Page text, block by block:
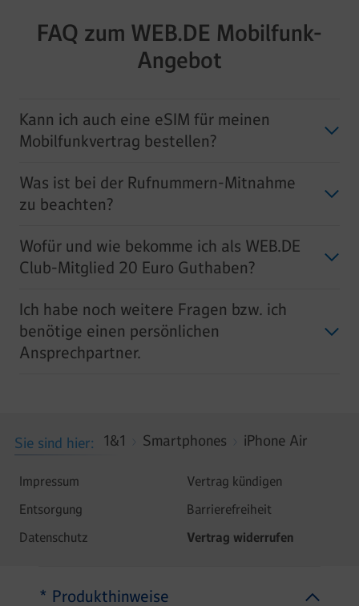
FAQ zum WEB.DE Mobilfunk-
Angebot
Kann ich auch eine eSIM für meinen
Mobilfunkvertrag bestellen?
Was ist bei der Rufnummern-Mitnahme
zu beachten?
Wofür und wie bekomme ich als WEB.DE
Club-Mitglied 20 Euro Guthaben?
Ich habe noch weitere Fragen bzw. ich
benötige einen persönlichen
Ansprechpartner.
Sie sind hier 1&1 Smartphones iPhone Air
Impressum
Entsorgung
Datenschutz
Vertrag kündigen
Barrierefreiheit
Vertrag widerrufen